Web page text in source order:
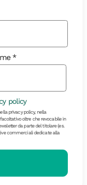
policy
privacy policy, nella
oltre che revocabile in
da parte del titolare (es.
commerciali dedicate alla